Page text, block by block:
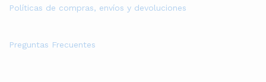
Políticas de compras, envíos y devoluciones
Preguntas Frecuentes